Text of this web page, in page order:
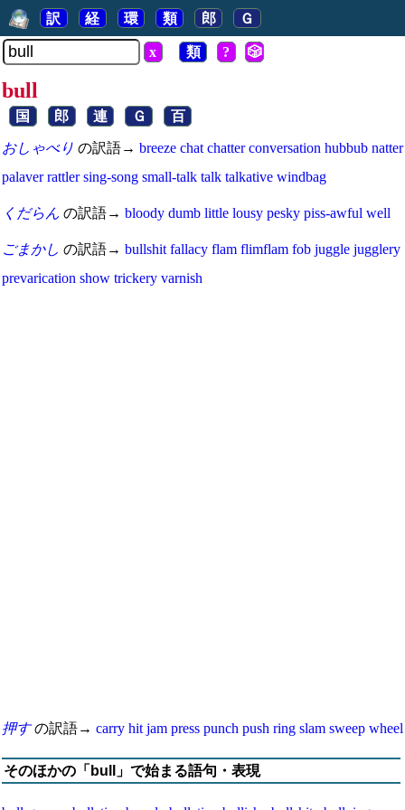
訳 経 環 類 郎 Ｇ
x 類 ? 🎲
bull
国 郎 連 Ｇ 百
おしゃべり の訳語→ breeze chat chatter conversation hubbub natter
palaver rattler sing-song small-talk talk talkative windbag
くだらん の訳語→ bloody dumb little lousy pesky piss-awful well
ごまかし の訳語→ bullshit fallacy flam flimflam fob juggle jugglery
prevarication show trickery varnish
押すの訳語→ carry hit jam press punch push ring slam sweep wheel
そのほかの「bull」で始まる語句・表現